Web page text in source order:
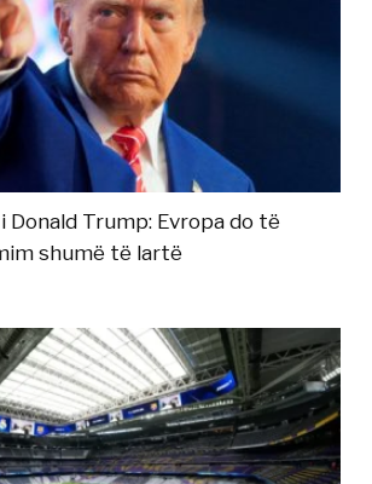
Donald Trump: Evropa do të
shumë të lartë